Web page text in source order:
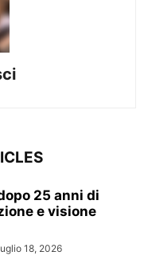
25 anni di
e visione
18, 2026